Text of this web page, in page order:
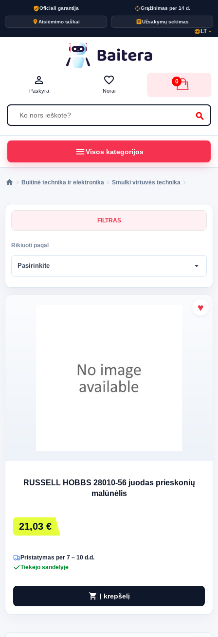
verified_userOficiali garantija autorenewGrąžinimas per 14 d.
placeAtsiėmimo taškai assignmentUžsakymų sekimas
language LTexpand_more
search
person_outline
Paskyra
favorite_border
Norai
0
menuVisos kategorijos
Buitinė technika ir elektronika Smulki virtuvės technika
FILTRAS
Rikiuoti pagal
Pasirinkite arrow_drop_down
RUSSELL HOBBS 28010-56 juodas prieskonių
malūnėlis
21,03 €
Pristatymas per 7 – 10 d.d.
Tiekėjo sandėlyje
shopping_cart Į krepšelį